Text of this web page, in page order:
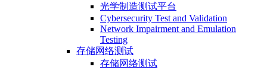
光学制造测试平台
Cybersecurity Test and Validation
Network Impairment and Emulation
Testing
存储网络测试
存储网络测试